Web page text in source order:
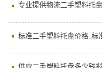
专业提供物流二手塑料托
标准二手塑料托盘价格_标准二